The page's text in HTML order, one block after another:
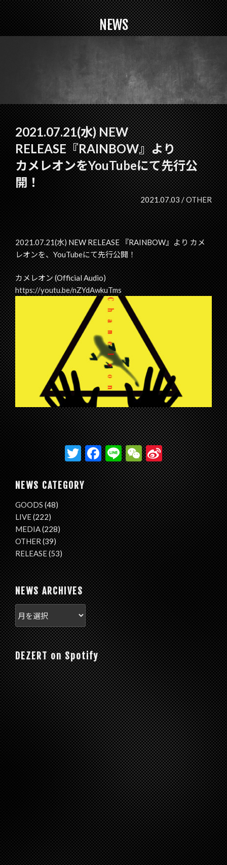
NEWS
2021.07.21(水) NEW
RELEASE『RAINBOW』より
カメレオンをYouTubeにて先行公
開！
2021.07.03 /OTHER
2021.07.21(水) NEW RELEASE 『RAINBOW』より カメ
レオンを、YouTubeにて先行公開！
カメレオン (Official Audio)
https://youtu.be/nZYdAwkuTms
T
w
itt
er
F
ac
e
b
o
o
Li
n
e
W
e
C
h
at
Si
n
a
W
ei
NEWS CATEGORY
GOODS (48)
LIVE(222)
MEDIA(228)
OTHER(39)
RELEASE(53)
NEWS ARCHIVES
DEZERT on Spotify